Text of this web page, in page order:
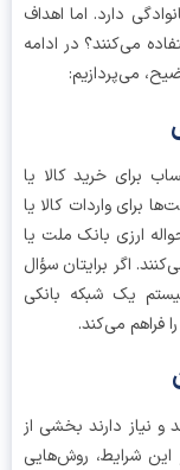
اما اهداف
در ادامه
خرید کالا یا
کالا یا
بانک ملت یا
برایتان سؤال
شبکه بانکی
می‌کند.
دارند بخشی از
روش‌هایی